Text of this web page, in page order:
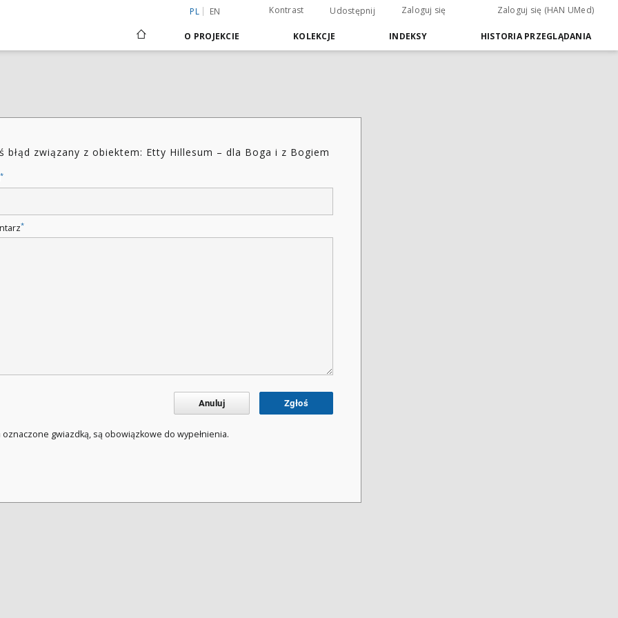
PL EN Kontrast Udostępnij Zaloguj się Zaloguj się (HAN UMed)
O PROJEKCIE KOLEKCJE INDEKSY HISTORIA PRZEGLĄDANIA
błąd związany z obiektem: Etty Hillesum – dla Boga i z Bogiem
*
*
Anuluj Zgłoś
oznaczone gwiazdką, są obowiązkowe do wypełnienia.